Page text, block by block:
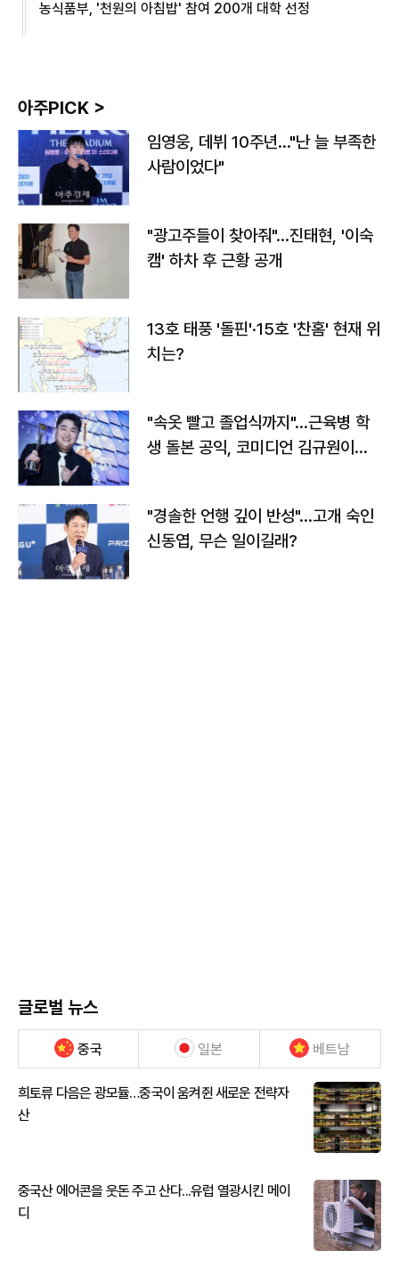
농식품부, '천원의 아침밥' 참여 200개 대학 선정
아주PICK >
임영웅, 데뷔 10주년…"난 늘 부족한
사람이었다"
"광고주들이 찾아줘"…진태현, '이숙
캠' 하차 후 근황 공개
13호 태풍 '돌핀'·15호 '찬홈' 현재 위
치는?
"속옷 빨고 졸업식까지"…근육병 학
생 돌본 공익, 코미디언 김규원이었
"경솔한 언행 깊이 반성"…고개 숙인
신동엽, 무슨 일이길래?
글로벌 뉴스
중국 일본 베트남
희토류 다음은 광모듈…중국이 움켜쥔 새로운 전략자
산
중국산 에어콘을 웃돈 주고 산다...유럽 열광시킨 메이
디